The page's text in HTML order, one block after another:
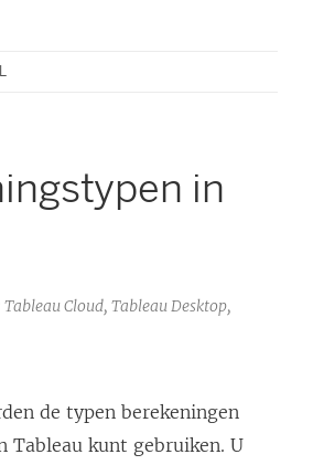
in
Cloud, Tableau Desktop,
de typen berekeningen
Tableau kunt gebruiken. U